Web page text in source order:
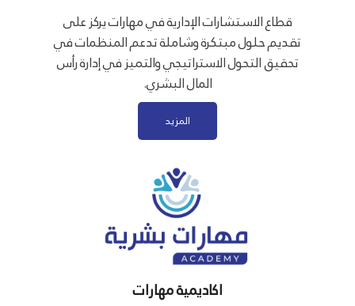
قطاع الاستشارات الإدارية في مهارات يركز على
تقديم حلول مبتكرة وشاملة تدعم المنظمات في
تحقيق التحول الاستراتيجي والتميز في إدارة رأس
المال البشري.
المزيد
اكاديمية مهارات